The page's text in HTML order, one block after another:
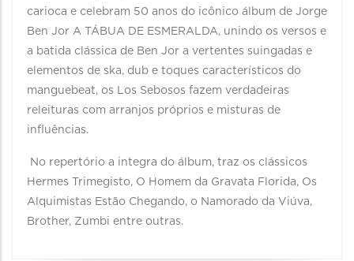
carioca e celebram 50 anos do icônico álbum de Jorge
Ben Jor A TÁBUA DE ESMERALDA, unindo os versos e
a batida clássica de Ben Jor a vertentes suingadas e
elementos de ska, dub e toques característicos do
manguebeat, os Los Sebosos fazem verdadeiras
releituras com arranjos próprios e misturas de
influências.
No repertório a integra do álbum, traz os clássicos
Hermes Trimegisto, O Homem da Gravata Florida, Os
Alquimistas Estão Chegando, o Namorado da Viúva,
Brother, Zumbi entre outras.